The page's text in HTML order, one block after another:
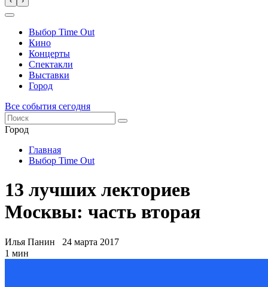
Выбор Time Out
Кино
Концерты
Спектакли
Выставки
Город
Все события сегодня
Город
Главная
Выбор Time Out
13 лучших лекториев
Москвы: часть вторая
Илья Панин
24 марта 2017
1 мин